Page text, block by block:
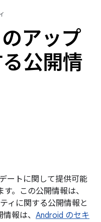
アップ
公開情
ートに関して提供可能
。この公開情報は、
ィに関する公開情報と
報は、 Android のセキ